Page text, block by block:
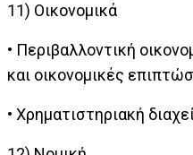
11) Οικονομικά
• Περιβαλλοντική
και οικονομικές
• Χρηματιστηριακή